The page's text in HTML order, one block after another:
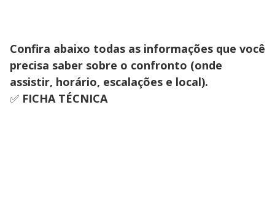
Confira abaixo todas as informações que você
precisa saber sobre o confronto (onde
assistir, horário, escalações e local).
✅ FICHA TÉCNICA